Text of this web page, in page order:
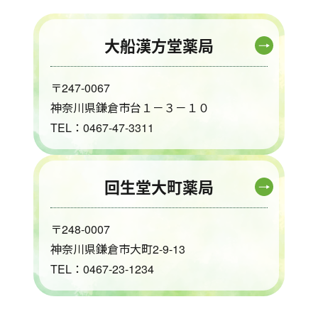
大船漢方堂薬局
〒247-0067
神奈川県鎌倉市台１－３－１０
TEL：0467-47-3311
回生堂大町薬局
〒248-0007
神奈川県鎌倉市大町2-9-13
TEL：0467-23-1234